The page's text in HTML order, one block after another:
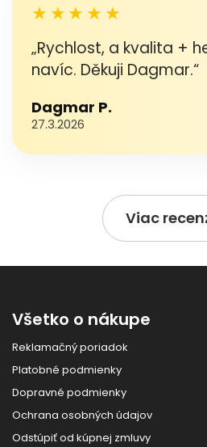
★★★★★
„Rychlost, a kvalita +
navíc. Děkuji Dagmar.“
Dagmar P.
27.3.2026
Viac
Všetko o nákupe
Reklamačný poriadok
Platobné podmienky
Dopravné podmienky
Ochrana osobných údajov
Odstúpiť od kúpnej zmluvy